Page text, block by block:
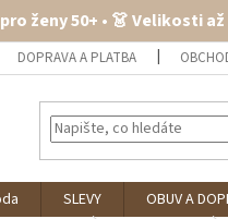
ženy 50+ • 👗 Velikosti
DOPRAVA A PLATBA
SLEVY OBUV A